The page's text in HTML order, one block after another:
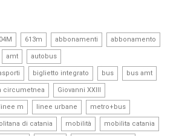
613m abbonamenti abbonamento
amt autobus
biglietto integrato bus bus amt
circumetnea Giovanni XXIII
linee m linee urbane metro+bus
di catania mobilità mobilita catania